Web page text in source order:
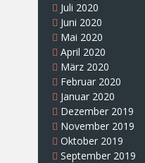
Juli 2020
Juni 2020
Mai 2020
April 2020
März 2020
Februar 2020
Januar 2020
Dezember 2019
November 2019
Oktober 2019
September 2019